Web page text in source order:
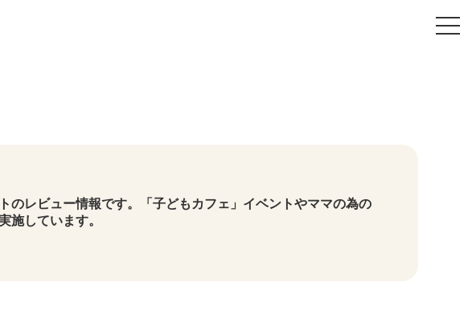
のレビュー情報です。「子どもカフェ」イベントやママの為の
施しています。
t
o